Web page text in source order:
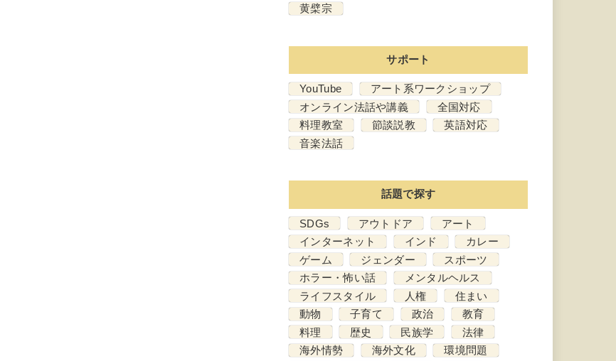
黄檗宗
サポート
YouTube
アート系ワークショップ
オンライン法話や講義
全国対応
料理教室
節談説教
英語対応
音楽法話
話題で探す
SDGs アウトドア
アート
インターネット
インド
カレー
ゲーム
ジェンダー
スポーツ
ホラー・怖い話
メンタルヘルス
ライフスタイル
人権
住まい
動物
子育て 政治
教育
料理
歴史 民族学
法律
海外情勢
海外文化
環境問題